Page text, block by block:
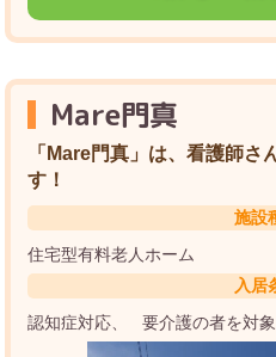
Mare門真
「Mare門真」は、看護師さ
す！
施設
住宅型有料老人ホーム
入居
認知症対応
要介護の者を対象